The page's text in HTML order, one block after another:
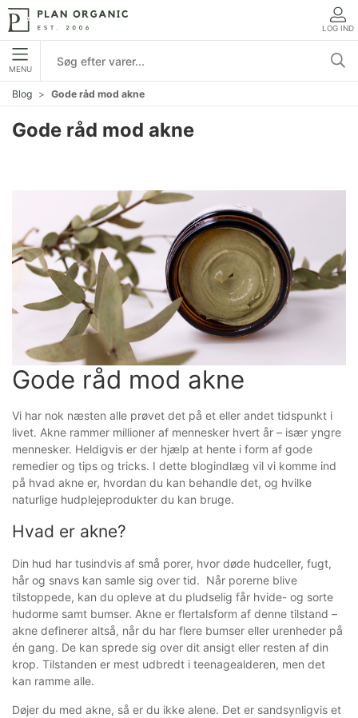
LOG IND
MENU
Blog Gode råd mod akne
Gode råd mod akne
Gode råd mod akne
Vi har nok næsten alle prøvet det på et eller andet tidspunkt i
livet. Akne rammer millioner af mennesker hvert år – især yngre
mennesker. Heldigvis er der hjælp at hente i form af gode
remedier og tips og tricks. I dette blogindlæg vil vi komme ind
på hvad akne er, hvordan du kan behandle det, og hvilke
naturlige hudplejeprodukter du kan bruge.
Hvad er akne?
Din hud har tusindvis af små porer, hvor døde hudceller, fugt,
hår og snavs kan samle sig over tid. Når porerne blive
tilstoppede, kan du opleve at du pludselig får hvide- og sorte
hudorme samt bumser. Akne er flertalsform af denne tilstand –
akne definerer altså, når du har flere bumser eller urenheder på
én gang. De kan sprede sig over dit ansigt eller resten af ​​din
krop. Tilstanden er mest udbredt i teenagealderen, men det
kan ramme alle.
Døjer du med akne, så er du ikke alene. Det er sandsynligvis et